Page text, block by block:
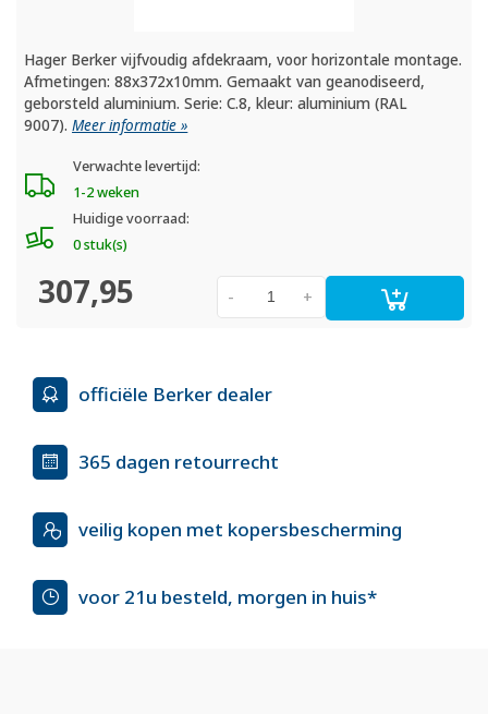
Hager Berker vijfvoudig afdekraam, voor horizontale montage.
Afmetingen: 88x372x10mm. Gemaakt van geanodiseerd,
geborsteld aluminium. Serie: C.8, kleur: aluminium (RAL
9007).Meer informatie »
Verwachte levertijd:
1-2 weken
Huidige voorraad:
0 stuk(s)
307,95 +
-
officiële Berker dealer
365 dagen retourrecht
veilig kopen met kopersbescherming
voor 21u besteld, morgen in huis*